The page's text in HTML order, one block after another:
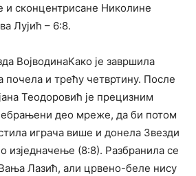
сконцентрисане Николине
Лујић – 6:8.
ВојводинаКако је завршила
почела и трећу четвртину. После
Теодоровић је прецизним
део мреже, да би потом
играча више и донела Звезди
изједначење (8:8). Разбранила се
Лазић, али црвено-беле нису